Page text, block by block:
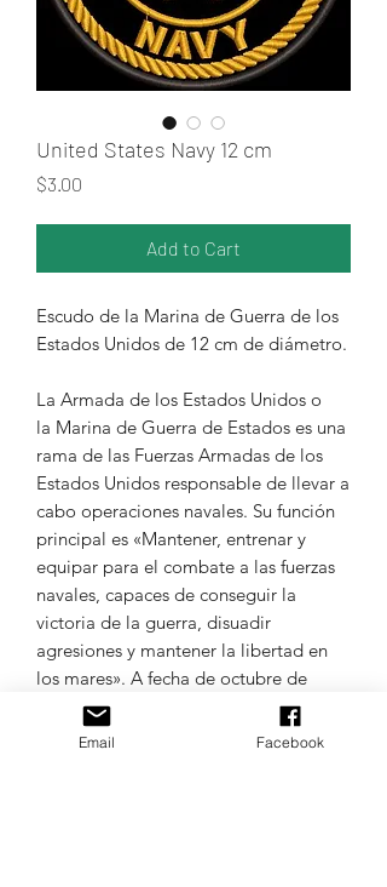
United States Navy 12 cm
$3.00
Add to Cart
Escudo de la Marina de Guerra de los
Estados Unidos de 12 cm de diámetro.
La Armada de los Estados Unidos o
la Marina de Guerra de Estados es una
rama de las Fuerzas Armadas de los
Estados Unidos responsable de llevar a
cabo operaciones navales. Su función
principal es «Mantener, entrenar y
equipar para el combate a las fuerzas
navales, capaces de conseguir la
victoria de la guerra, disuadir
agresiones y mantener la libertad en
los mares». A fecha de octubre de
2020, la Armada cuenta con
322 809 efectivos en activo y 108 789
Email Facebook